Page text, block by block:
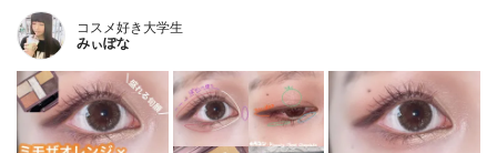
コスメ好き大学生
みぃぽな